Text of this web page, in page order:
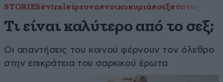
STORIES#viral#έρευνα#νοικοκυριά#σεξ#ύπνος
Τι είναι καλύτερο από το σεξ;
Οι απαντήσεις του κοινού φέρνουν τον όλεθρο
στην επικράτεια του σαρκικού έρωτα